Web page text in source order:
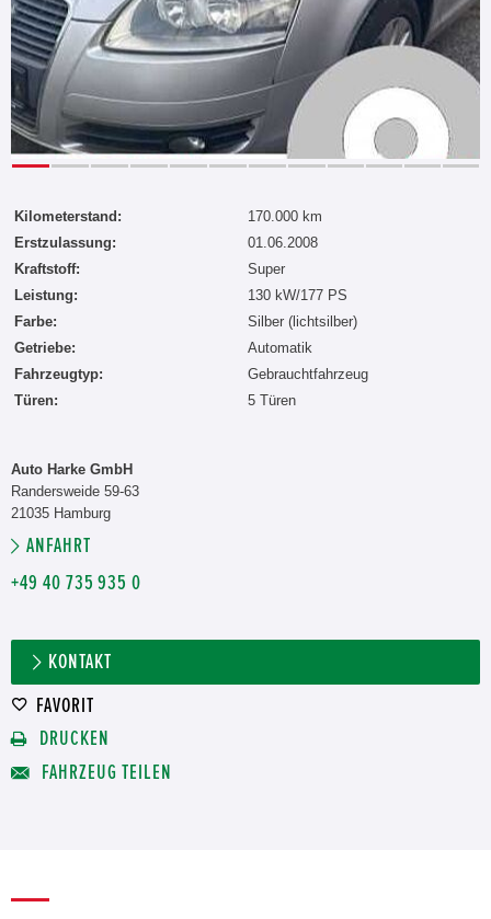
Kilometerstand:
170.000 km
Erstzulassung:
01.06.2008
Kraftstoff:
Super
Leistung:
130 kW/177 PS
Farbe:
Silber (lichtsilber)
Getriebe:
Automatik
Fahrzeugtyp:
Gebrauchtfahrzeug
Türen:
5 Türen
Auto Harke GmbH
Randersweide 59-63
21035 Hamburg
ANFAHRT
+49 40 735 935 0
KONTAKT
FAVORIT
DRUCKEN
FAHRZEUG TEILEN